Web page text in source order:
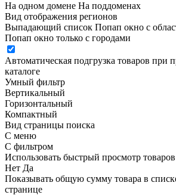
На одном домене На поддоменах
Вид отображения регионов
Выпадающий список Попап окно c
Попап окно только с городами
Автоматическая подгрузка товаров при
каталоге
Умный фильтр
Вертикальный
Горизонтальный
Компактный
Вид страницы поиска
С меню
С фильтром
Использовать быстрый просмотр товаров
Нет Да
Показывать общую сумму товара в
странице